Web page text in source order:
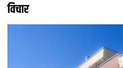
विचार